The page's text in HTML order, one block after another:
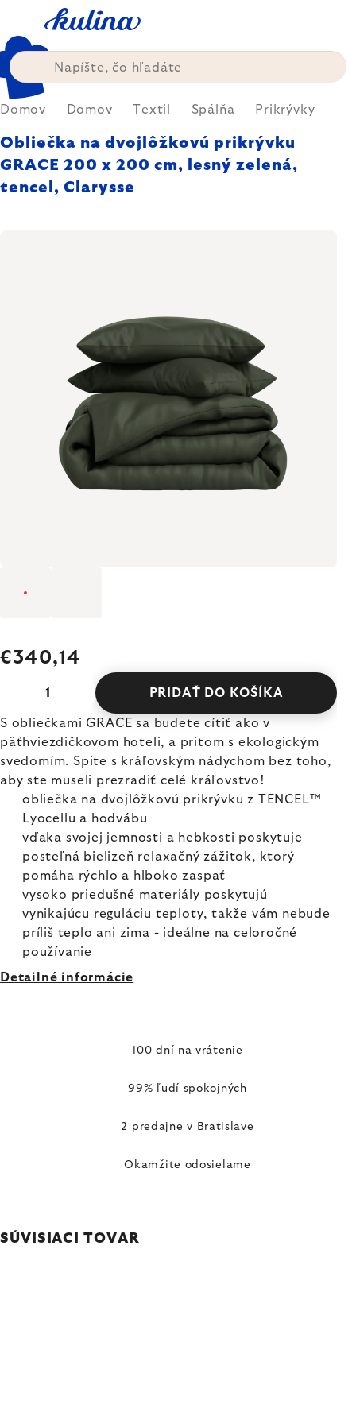
obsah
Domov Domov Textil Spálňa Prikrývky
Obliečka na dvojlôžkovú prikrývku
GRACE 200 x 200 cm, lesný zelená,
tencel, Clarysse
€340,14
PRIDAŤ DO KOŠÍKA
S obliečkami GRACE sa budete cítiť ako v
päťhviezdičkovom hoteli, a pritom s ekologickým
svedomím. Spite s kráľovským nádychom bez toho,
aby ste museli prezradiť celé kráľovstvo!
obliečka na dvojlôžkovú prikrývku z TENCEL™
Lyocellu a hodvábu
vďaka svojej jemnosti a hebkosti poskytuje
posteľná bielizeň relaxačný zážitok, ktorý
pomáha rýchlo a hlboko zaspať
vysoko priedušné materiály poskytujú
vynikajúcu reguláciu teploty, takže vám nebude
príliš teplo ani zima - ideálne na celoročné
používanie
Detailné informácie
100 dní na vrátenie
99% ľudí spokojných
2 predajne v Bratislave
Okamžite odosielame
SÚVISIACI TOVAR